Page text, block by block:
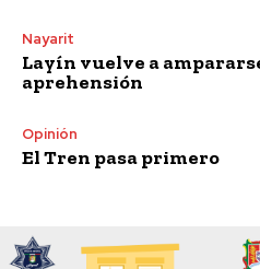
Nayarit
Layín vuelve a
aprehensión
Opinión
El Tren pasa primero